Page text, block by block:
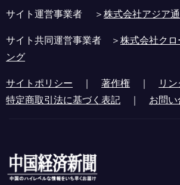
サイト運営事業者 ＞株式会社アジア
サイト共同運営事業者 ＞株式会社ク
ング
サイトポリシー ｜ 著作権 ｜ リ
特定商取引法に基づく表記 ｜ お問